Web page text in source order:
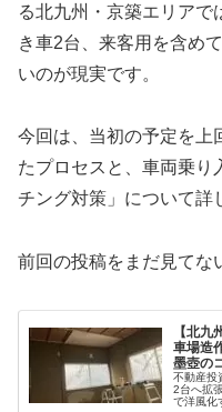
る北九州・京築エリアで
き車2台、来客用を含め
いのが現実です。
今回は、当初の予定を上
たプロセスと、車両乗り
チング対策」について詳
前回の投稿をまだ見てな
【北
車場造
墨壺の
不動産投
2台へ拡
で洋風化